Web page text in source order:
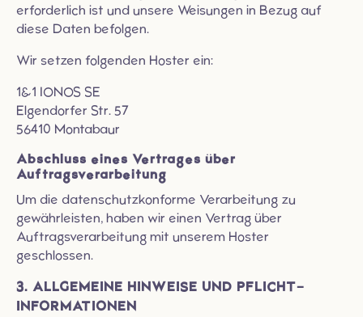
erforderlich ist und unsere Weisungen in Bezug auf
diese Daten befolgen.
Wir setzen folgenden Hoster ein:
1&1 IONOS SE
Elgendorfer Str. 57
56410 Montabaur
Abschluss eines Vertrages über
Auftragsverarbeitung
Um die datenschutzkonforme Verarbeitung zu
gewährleisten, haben wir einen Vertrag über
Auftragsverarbeitung mit unserem Hoster
geschlossen.
3. ALLGEMEINE HINWEISE UND PFLICHT­
INFORMATIONEN